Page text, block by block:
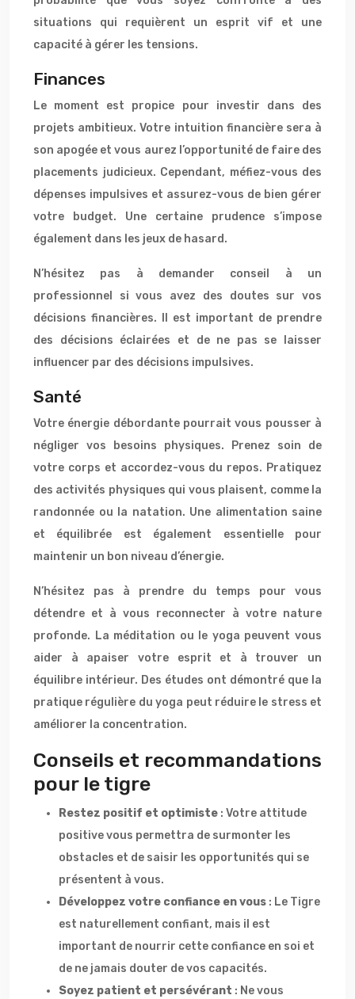
situations qui requièrent un esprit vif et une
capacité à gérer les tensions.
Finances
Le moment est propice pour investir dans des
projets ambitieux. Votre intuition financière sera à
son apogée et vous aurez l’opportunité de faire des
placements judicieux. Cependant, méfiez-vous des
dépenses impulsives et assurez-vous de bien gérer
votre budget. Une certaine prudence s’impose
également dans les jeux de hasard.
N’hésitez pas à demander conseil à un
professionnel si vous avez des doutes sur vos
décisions financières. Il est important de prendre
des décisions éclairées et de ne pas se laisser
influencer par des décisions impulsives.
Santé
Votre énergie débordante pourrait vous pousser à
négliger vos besoins physiques. Prenez soin de
votre corps et accordez-vous du repos. Pratiquez
des activités physiques qui vous plaisent, comme la
randonnée ou la natation. Une alimentation saine
et équilibrée est également essentielle pour
maintenir un bon niveau d’énergie.
N’hésitez pas à prendre du temps pour vous
détendre et à vous reconnecter à votre nature
profonde. La méditation ou le yoga peuvent vous
aider à apaiser votre esprit et à trouver un
équilibre intérieur. Des études ont démontré que la
pratique régulière du yoga peut réduire le stress et
améliorer la concentration.
Conseils et recommandations
pour le tigre
Restez positif et optimiste : Votre attitude
positive vous permettra de surmonter les
obstacles et de saisir les opportunités qui se
présentent à vous.
Développez votre confiance en vous : Le Tigre
est naturellement confiant, mais il est
important de nourrir cette confiance en soi et
de ne jamais douter de vos capacités.
Soyez patient et persévérant : Ne vous